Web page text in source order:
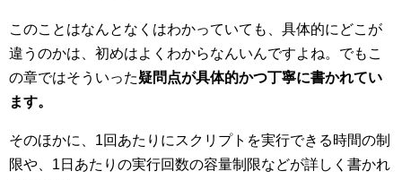
このことはなんとなくはわかっていても、具体的にどこが
違うのかは、初めはよくわからなんいんですよね。でもこ
の章ではそういった疑問点が具体的かつ丁寧に書かれてい
ます。
そのほかに、1回あたりにスクリプトを実行できる時間の制
限や、1日あたりの実行回数の容量制限などが詳しく書かれ